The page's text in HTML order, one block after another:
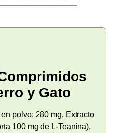
y Gato
polvo: 280 mg, Extracto
100 mg de L-Teanina),